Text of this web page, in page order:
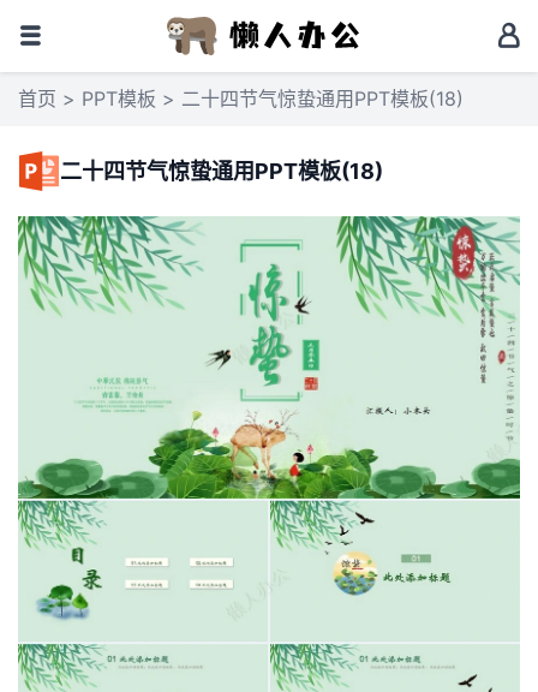
首页 > PPT模板 > 二十四节气惊蛰通用PPT模板(18)
二十四节气惊蛰通用PPT模板(18)